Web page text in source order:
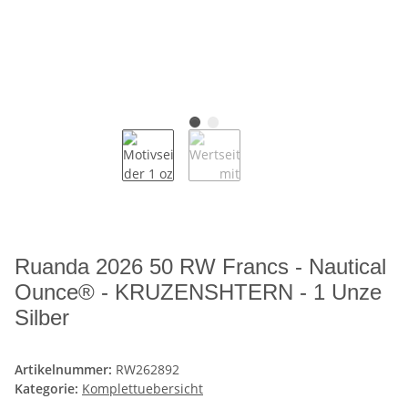
Ruanda 2026 50 RW Francs - Nautical
Ounce® - KRUZENSHTERN - 1 Unze
Silber
Artikelnummer: RW262892
Kategorie: Komplettuebersicht